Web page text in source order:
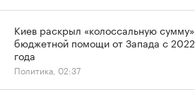
Киев раскрыл «колоссальную сумму»
бюджетной помощи от Запада с 2022
года
Политика, 02:37